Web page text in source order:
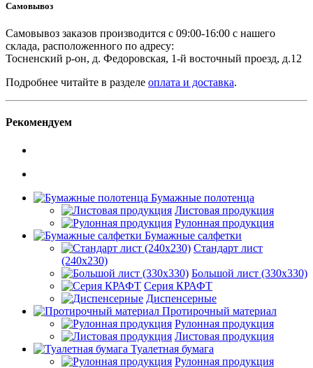
Самовывоз
Самовывоз заказов производится с 09:00-16:00 с нашего
склада, расположенного по адресу:
Тосненский р-он, д. Федоровская, 1-й восточный проезд, д.12
Подробнее читайте в разделе оплата и доставка.
Рекомендуем
Бумажные полотенца
Листовая продукция
Рулонная продукция
Бумажные салфетки
Стандарт лист
(240х230)
Большой лист (330х330)
Серия КРАФТ
Диспенсерные
Протирочный материал
Рулонная продукция
Листовая продукция
Туалетная бумага
Рулонная продукция